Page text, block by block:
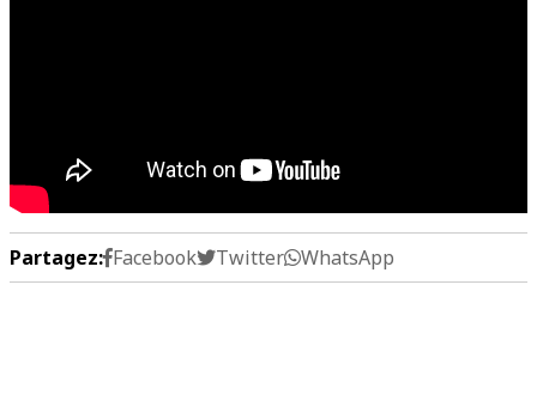
Partagez: Facebook Twitter WhatsApp